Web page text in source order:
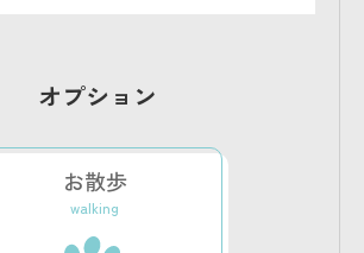
オプション
お散歩
walking